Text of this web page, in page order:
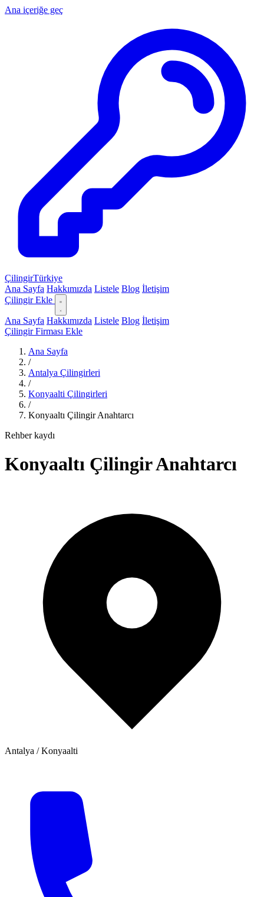
Ana içeriğe geç
ÇilingirTürkiye
Ana Sayfa Hakkımızda Listele Blog İletişim
Çilingir Ekle
Ana Sayfa Hakkımızda Listele Blog İletişim
Çilingir Firması Ekle
Ana Sayfa
/
Antalya Çilingirleri
/
Konyaalti Çilingirleri
/
Konyaaltı Çilingir Anahtarcı
Rehber kaydı
Konyaaltı Çilingir Anahtarcı
Antalya / Konyaalti